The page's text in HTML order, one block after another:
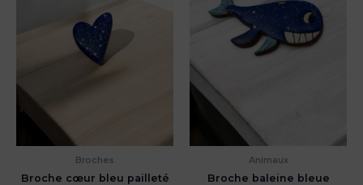
Broches
Broche cœur bleu pailleté
Animaux
Broche baleine bleue